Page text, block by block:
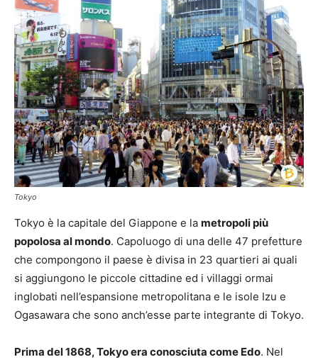
Tokyo
Tokyo è la capitale del Giappone e la metropoli più
popolosa al mondo. Capoluogo di una delle 47 prefetture
che compongono il paese è divisa in 23 quartieri ai quali
si aggiungono le piccole cittadine ed i villaggi ormai
inglobati nell’espansione metropolitana e le isole Izu e
Ogasawara che sono anch’esse parte integrante di Tokyo.
Prima del 1868, Tokyo era conosciuta come Edo. Nel